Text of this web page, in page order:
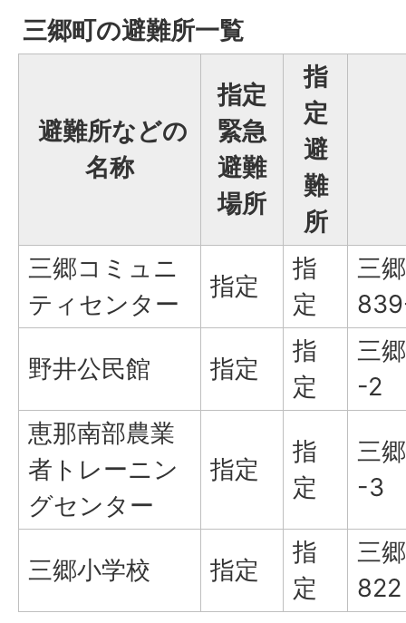
三郷町の避難所一覧
避難所などの
名称
指定
緊急
避難
場所
指
定
避
難
所
三郷コミュニ
ティセンター
指定
指
定
三
野井公民館 指定
指
定
三
-2
恵那南部農業
者トレーニン
グセンター
指定
指
定
三
-3
三郷小学校 指定
指
定
三
822